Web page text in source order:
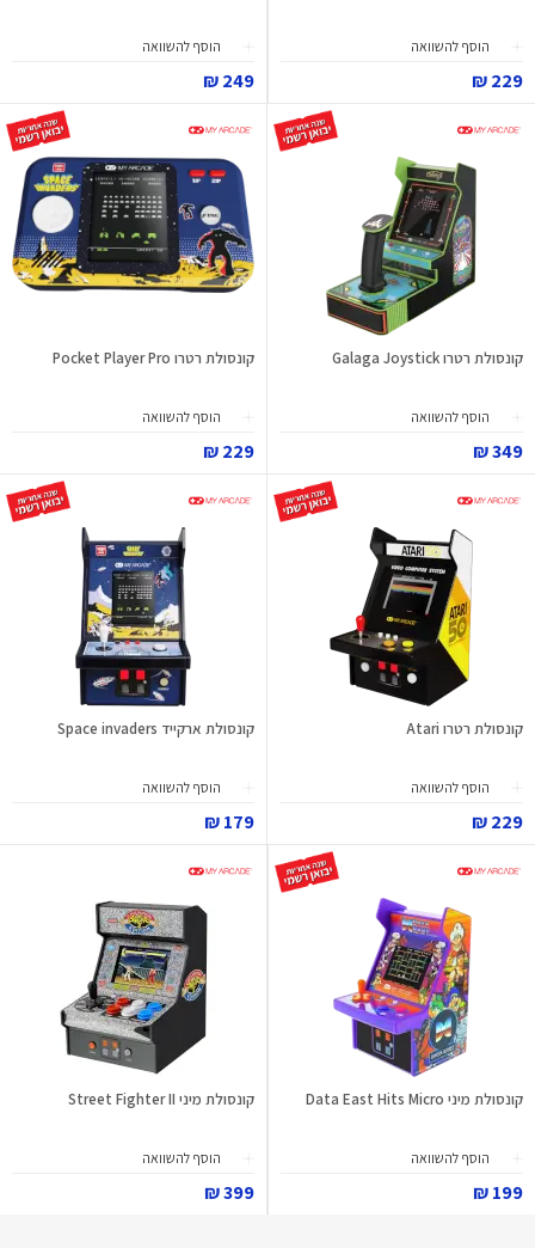
הוסף להשוואה
229 ₪
הוסף להשוואה
249 ₪
קונסולת רטרו Galaga Joystick
הוסף להשוואה
349 ₪
קונסולת רטרו Pocket Player Pro
הוסף להשוואה
229 ₪
קונסולת רטרו Atari
הוסף להשוואה
229 ₪
קונסולת ארקייד Space invaders
הוסף להשוואה
179 ₪
קונסולת מיני Data East Hits Micro
הוסף להשוואה
199 ₪
קונסולת מיני Street Fighter II
הוסף להשוואה
399 ₪